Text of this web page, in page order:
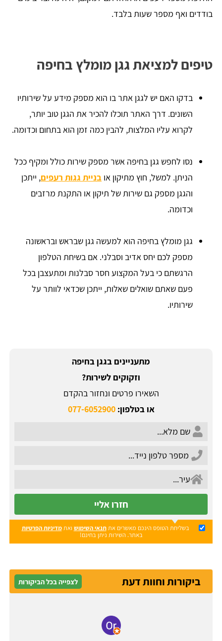
בודדים ואף מספר שעות בלבד.
טיפים למציאת גגן מומלץ בחיפה
בדקו האם יש לגגן אתר בו הוא מספק מידע על שירותיו
השונים. דרך האתר תוכלו להכיר את הגגן טוב יותר,
לקרוא עליו המלצות, להבין כמה זמן הוא בתחום וכדומה.
נסו לחפש גגן בחיפה אשר מספק שירות כולל ומקיף ככל
הניתן. למשל, חוץ מתיקון או בניית גגות רעפים, ייתכן
והגגן מספק גם שירות של תיקון או התקנת מרזבים
וכדומה.
גגן מומלץ בחיפה הוא למעשה גגן שבראש ובראשונה
מספק לכם יחס אדיב וסבלני. אם בשיחת הטלפון
הרגשתם כי בעל המקצוע חסר סבלנות ומתעצבן בכל
פעם שאתם שואלים שאלות, ייתכן שכדאי לוותר על
שירותיו.
מתעניינים בגגן בחיפה
וזקוקים לשירות?
השאירו פרטים ונחזור בהקדם
או בטלפון:077-6052900
חזרו אליי
בשליחת הטופס הינכם מאשרים אתתנאי השימוש ואתמדיניות הפרטיות
באתר. השירות ניתן בחינם!
ביקורות וחוות דעת לצפייה בכל הביקורות